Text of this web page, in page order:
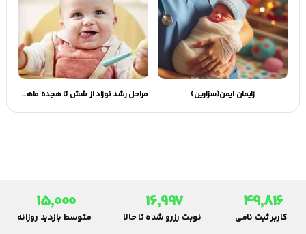
زایمان ایمن(سزارین) مراحل رشد نوزاد از شش تا هجده ماهگی | گهوارک
49,816
کاربر ثبت نامی
16,997
نوبت رزرو شده تا حالا
15,000
متوسط بازدید روزانه